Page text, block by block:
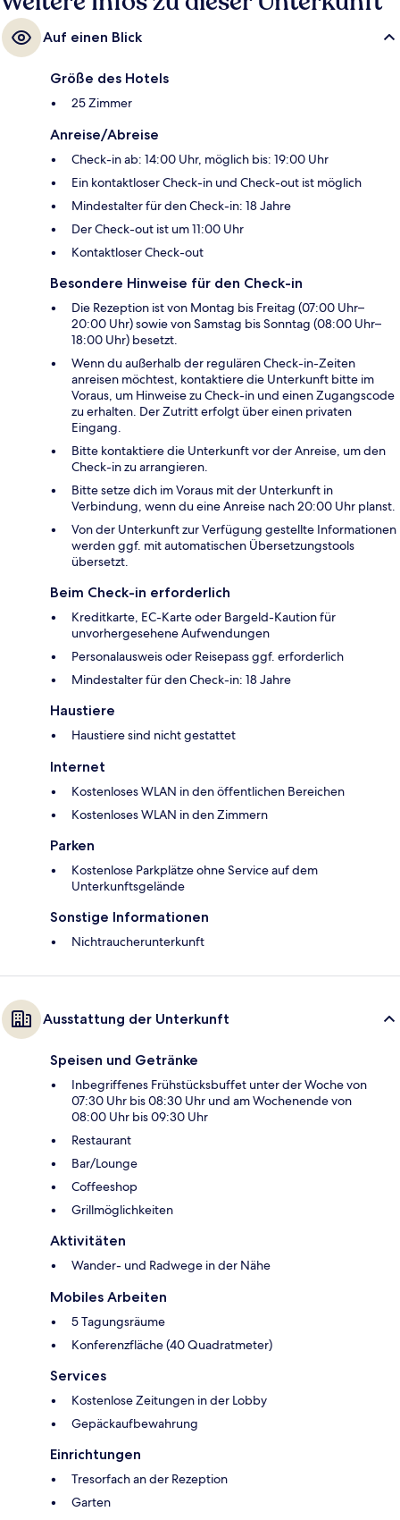
Auf einen Blick
Größe des Hotels
25 Zimmer
Anreise/Abreise
Check-in ab: 14:00 Uhr, möglich bis: 19:00 Uhr
Ein kontaktloser Check-in und Check-out ist möglich
Mindestalter für den Check-in: 18 Jahre
Der Check-out ist um 11:00 Uhr
Kontaktloser Check-out
Besondere Hinweise für den Check-in
Die Rezeption ist von Montag bis Freitag (07:00 Uhr–
20:00 Uhr) sowie von Samstag bis Sonntag (08:00 Uhr–
18:00 Uhr) besetzt.
Wenn du außerhalb der regulären Check-in-Zeiten
anreisen möchtest, kontaktiere die Unterkunft bitte im
Voraus, um Hinweise zu Check-in und einen Zugangscode
zu erhalten. Der Zutritt erfolgt über einen privaten
Eingang.
Bitte kontaktiere die Unterkunft vor der Anreise, um den
Check-in zu arrangieren.
Bitte setze dich im Voraus mit der Unterkunft in
Verbindung, wenn du eine Anreise nach 20:00 Uhr planst.
Von der Unterkunft zur Verfügung gestellte Informationen
werden ggf. mit automatischen Übersetzungstools
übersetzt.
Beim Check-in erforderlich
Kreditkarte, EC-Karte oder Bargeld-Kaution für
unvorhergesehene Aufwendungen
Personalausweis oder Reisepass ggf. erforderlich
Mindestalter für den Check-in: 18 Jahre
Haustiere
Haustiere sind nicht gestattet
Internet
Kostenloses WLAN in den öffentlichen Bereichen
Kostenloses WLAN in den Zimmern
Parken
Kostenlose Parkplätze ohne Service auf dem
Unterkunftsgelände
Sonstige Informationen
Nichtraucherunterkunft
Ausstattung der Unterkunft
Speisen und Getränke
Inbegriffenes Frühstücksbuffet unter der Woche von
07:30 Uhr bis 08:30 Uhr und am Wochenende von
08:00 Uhr bis 09:30 Uhr
Restaurant
Bar/Lounge
Coffeeshop
Grillmöglichkeiten
Aktivitäten
Wander- und Radwege in der Nähe
Mobiles Arbeiten
5 Tagungsräume
Konferenzfläche (40 Quadratmeter)
Services
Kostenlose Zeitungen in der Lobby
Gepäckaufbewahrung
Einrichtungen
Tresorfach an der Rezeption
Garten